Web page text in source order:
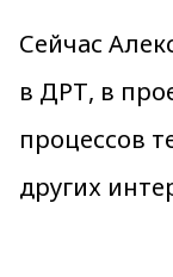
Сейчас
в ДРТ, в
процессов
других